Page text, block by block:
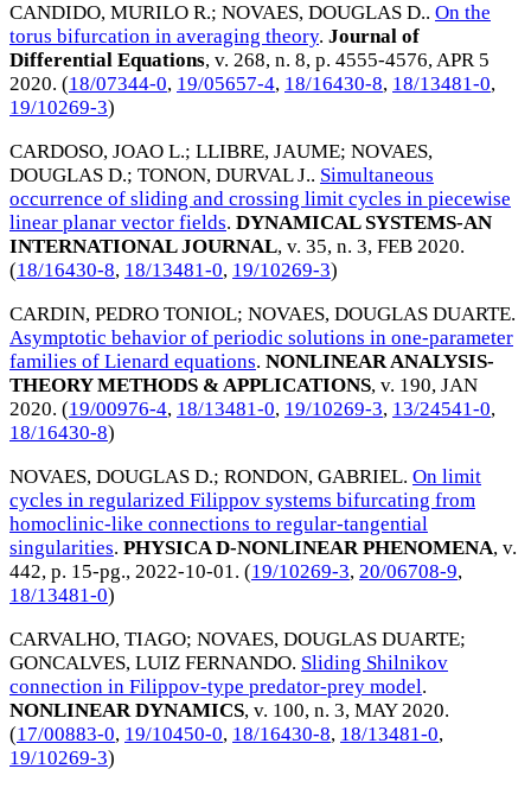
CANDIDO, MURILO R.; NOVAES, DOUGLAS D.. On the
torus bifurcation in averaging theory. Journal of
Differential Equations, v. 268, n. 8, p. 4555-4576,APR 5
2020. (18/07344-0, 19/05657-4, 18/16430-8, 18/13481-0,
19/10269-3)
CARDOSO, JOAO L.; LLIBRE, JAUME; NOVAES,
DOUGLAS D.; TONON, DURVAL J.. Simultaneous
occurrence of sliding and crossing limit cycles in piecewise
linear planar vector fields. DYNAMICAL SYSTEMS-AN
INTERNATIONAL JOURNAL, v. 35, n. 3, FEB 2020.
(18/16430-8, 18/13481-0, 19/10269-3)
CARDIN, PEDRO TONIOL; NOVAES, DOUGLAS DUARTE.
Asymptotic behavior of periodic solutions in one-parameter
families of Lienard equations. NONLINEAR ANALYSIS-
THEORY METHODS & APPLICATIONS, v. 190, JAN
2020. (19/00976-4, 18/13481-0, 19/10269-3, 13/24541-0,
18/16430-8)
NOVAES, DOUGLAS D.; RONDON, GABRIEL. On limit
cycles in regularized Filippov systems bifurcating from
homoclinic-like connections to regular-tangential
singularities. PHYSICA D-NONLINEAR PHENOMENA, v.
442, p. 15-pg., 2022-10-01 . (19/10269-3, 20/06708-9,
18/13481-0)
CARVALHO, TIAGO; NOVAES, DOUGLAS DUARTE;
GONCALVES, LUIZ FERNANDO. Sliding Shilnikov
connection in Filippov-type predator-prey model.
NONLINEAR DYNAMICS, v. 100, n. 3, MAY 2020.
(17/00883-0, 19/10450-0, 18/16430-8, 18/13481-0,
19/10269-3)